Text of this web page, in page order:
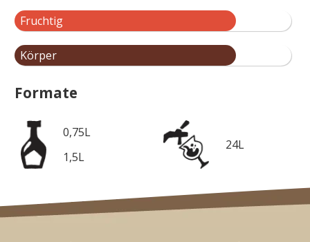
Fruchtig
Körper
Formate
0,75L
1,5L
24L